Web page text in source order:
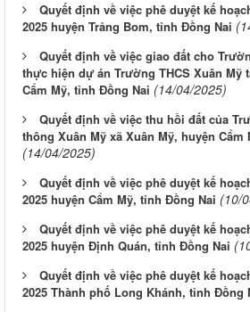
Quyết định về việc phê duyệt kế
2025 huyện Trảng Bom, tỉnh Đồng Nai
Quyết định về việc giao đất cho
thực hiện dự án Trường THCS Xuân Mỹ
Cẩm Mỹ, tỉnh Đồng Nai (14/04/2025)
Quyết định về việc thu hồi đất của
thông Xuân Mỹ xã Xuân Mỹ, huyện
(14/04/2025)
Quyết định về việc phê duyệt kế
2025 huyện Cẩm Mỹ, tỉnh Đồng Nai (10/
Quyết định về việc phê duyệt kế
2025 huyện Định Quán, tỉnh Đồng Nai
Quyết định về việc phê duyệt kế
2025 Thành phố Long Khánh, tỉnh Đồng